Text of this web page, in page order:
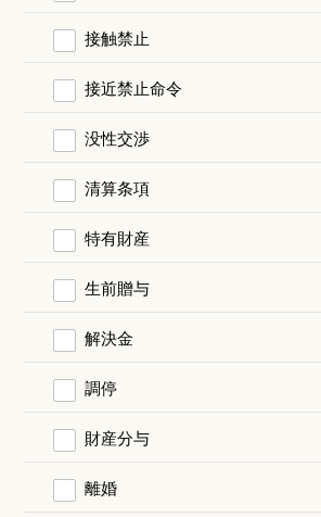
接触禁止
接近禁止命令
没性交渉
清算条項
特有財産
生前贈与
解決金
調停
財産分与
離婚